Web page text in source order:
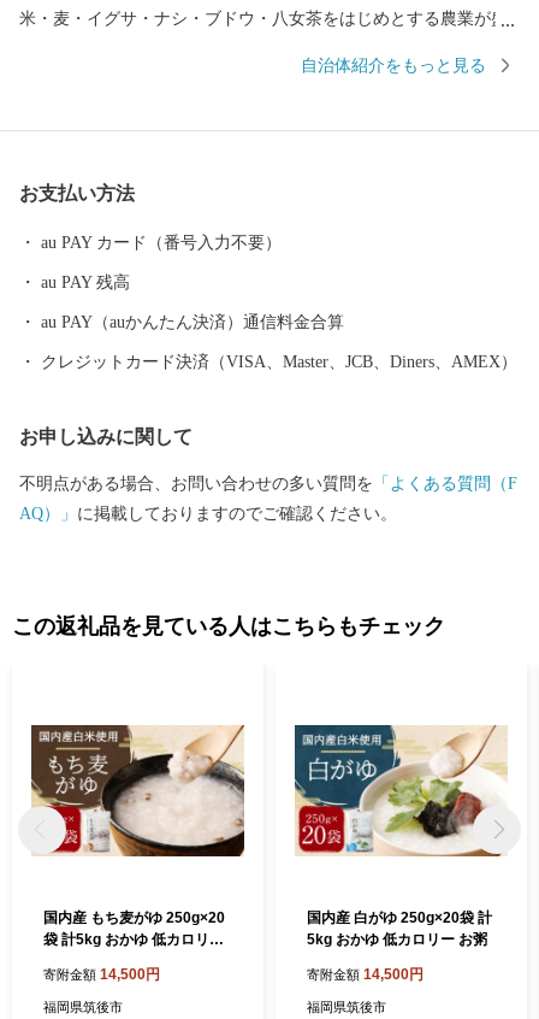
米・麦・イグサ・ナシ・ブドウ・八女茶をはじめとする農業が盛
致にも力を入れ、たくさんの製造業企業が立地しています。 平
文館」等の整備も進み、筑後地域の玄関口として発展を続けてい
自治体紹介をもっと見る
お支払い方法
au PAY カード（番号入力不要）
au PAY 残高
au PAY（auかんたん決済）通信料金合算
クレジットカード決済（VISA、Master、JCB、Diners、AMEX）
お申し込みに関して
不明点がある場合、お問い合わせの多い質問を 「よくある質問（F
AQ）」 に掲載しておりますのでご確認ください。
この返礼品を見ている人はこちらもチェック
国内産 もち麦がゆ 250g×20
袋 計5kg おかゆ 低カロリー
寄附金額 14,500円
福岡県筑後市
国内産 白がゆ 250g×20袋 計
5kg おかゆ 低カロリー お粥
寄附金額 14,500円
福岡県筑後市